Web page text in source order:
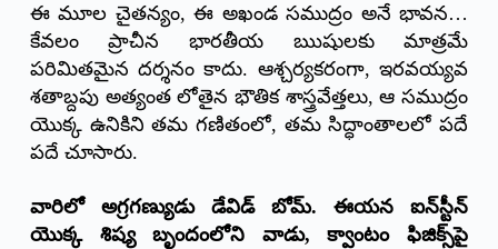
ఈ మూల చైతన్యం, ఈ అఖండ సముద్రం అనే భావన…
కేవలం ప్రాచీన భారతీయ ఋషులకు మాత్రమే
పరిమితమైన దర్శనం కాదు. ఆశ్చర్యకరంగా, ఇరవయ్యవ
శతాబ్దపు అత్యంత లోతైన భౌతిక శాస్త్రవేత్తలు, ఆ సముద్రం
యొక్క ఉనికిని తమ గణితంలో, తమ సిద్ధాంతాలలో పదే
పదే చూసారు.
వారిలో అగ్రగణ్యుడు డేవిడ్ బోమ్. ఈయన ఐన్‌స్టీన్
యొక్క శిష్య బృందంలోని వాడు, క్వాంటం ఫిజిక్స్‌పై